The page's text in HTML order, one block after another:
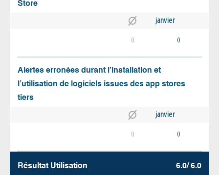
Store
janvier
0 0
Alertes erronées durant l’installation et
l’utilisation de logiciels issues des app stores
tiers
janvier
0 0
Résultat Utilisation 6.0/ 6.0